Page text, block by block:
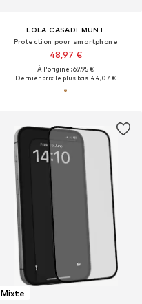
LOLA CASADEMUNT
Protection pour smartphone
48,97 €
À l'origine : 69,95 €
Dernier prix le plus bas :44,07 €
Mixte